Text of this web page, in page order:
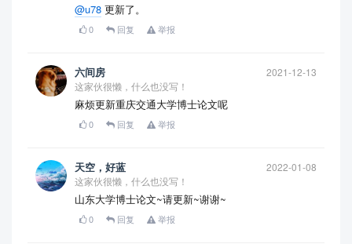
@u78 更新了。
0 回复 举报
六间房
2021-12-13
这家伙很懒，什么也没写！
麻烦更新重庆交通大学博士论文呢
0 回复 举报
天空，好蓝
2022-01-08
这家伙很懒，什么也没写！
山东大学博士论文~请更新~谢谢~
0 回复 举报